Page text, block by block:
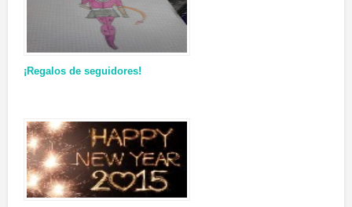
¡Regalos de seguidores!